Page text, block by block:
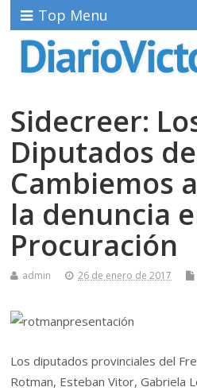
Top Menu
Sidecreer:
Diputados de
Cambiemos
la denuncia
Procuración
admin 26 de enero de 2017
Los diputados provinciales del
Rotman, Esteban Vitor, Gabriela